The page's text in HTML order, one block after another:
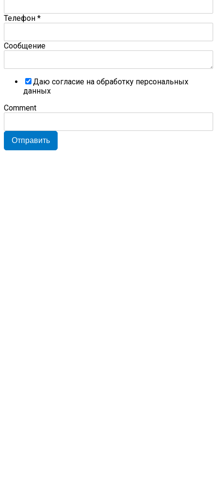
Телефон *
Сообщение
Даю согласие на обработку персональных
данных
Comment
Отправить